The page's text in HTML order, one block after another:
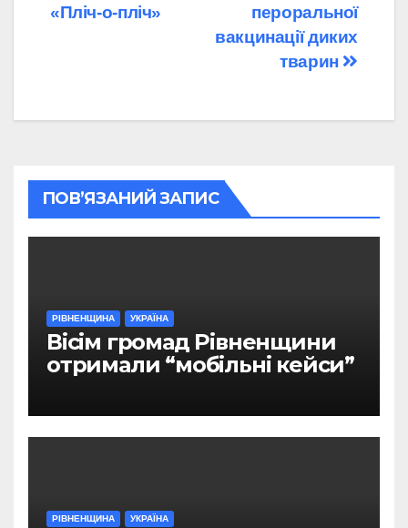
пероральної
вакцинації диких
тварин
«Пліч-о-пліч»
ПОВ’ЯЗАНИЙ ЗАПИС
РІВНЕНЩИНА УКРАЇНА
Вісім громад Рівненщини
отримали “мобільні кейси”
РІВНЕНЩИНА УКРАЇНА